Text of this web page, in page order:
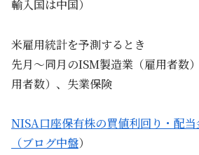
輸入国は中国）
米雇用統計を予測するとき
先月～同月のISM製造業（雇用者数
用者数）、失業保険
NISA口座保有株の買値利回り・配
（ブログ中盤）